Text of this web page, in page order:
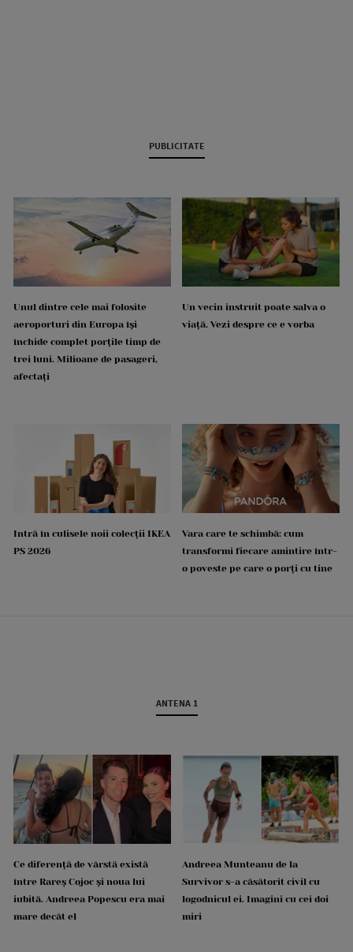
PUBLICITATE
Unul dintre cele mai folosite
aeroporturi din Europa își
închide complet porțile timp de
trei luni. Milioane de pasageri,
afectați
Un vecin instruit poate salva o
viață. Vezi despre ce e vorba
Intră în culisele noii colecții IKEA
PS 2026
Vara care te schimbă: cum
transformi fiecare amintire într-
o poveste pe care o porți cu tine
ANTENA 1
Ce diferență de vârstă există
între Rareș Cojoc și noua lui
iubită. Andreea Popescu era mai
mare decât el
Andreea Munteanu de la
Survivor s-a căsătorit civil cu
logodnicul ei. Imagini cu cei doi
miri